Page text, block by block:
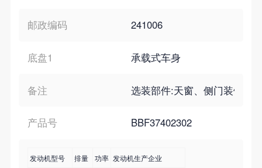
邮政编码 241006
底盘1 承载式车身
备注 选装部件:天窗、侧门装饰条
产品号 BBF37402302
发动机型号 排量 功率 发动机生产企业